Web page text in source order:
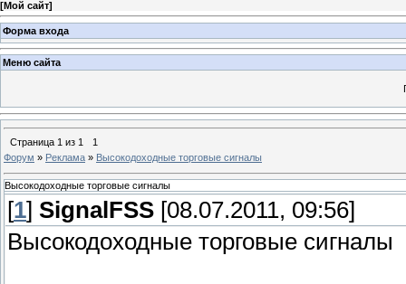
[Мой сайт]
Форма входа
Меню сайта
Страница 1 из 1
1
Форум » Реклама » Высокодоходные торговые сигналы
Высокодоходные торговые сигналы
[1] SignalFSS [08.07.2011, 09:56]
Высокодоходные торговые сигналы